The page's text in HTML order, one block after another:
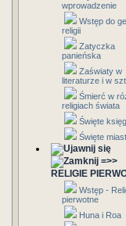
wprowadzenie
Wstęp do
religii
Zatyczka
panieńska
Zaświaty w
literaturze i w
Śmierć w
religiach świata
Święte
Święte
=>>
RELIGIE
Wstęp -
pierwotne
Huna i Roa